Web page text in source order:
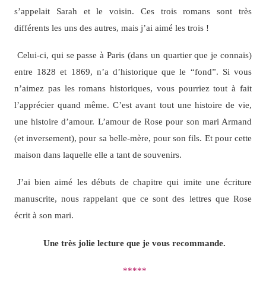
s’appelait Sarah et le voisin. Ces trois romans sont très
différents les uns des autres, mais j’ai aimé les trois !
Celui-ci, qui se passe à Paris (dans un quartier que je connais)
entre 1828 et 1869, n’a d’historique que le “fond”. Si vous
n’aimez pas les romans historiques, vous pourriez tout à fait
l’apprécier quand même. C’est avant tout une histoire de vie,
une histoire d’amour. L’amour de Rose pour son mari Armand
(et inversement), pour sa belle-mère, pour son fils. Et pour cette
maison dans laquelle elle a tant de souvenirs.
J’ai bien aimé les débuts de chapitre qui imite une écriture
manuscrite, nous rappelant que ce sont des lettres que Rose
écrit à son mari.
Une très jolie lecture que je vous recommande.
*****